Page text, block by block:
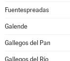
Fuentespreadas
Galende
Gallegos del Pan
Gallegos del Río